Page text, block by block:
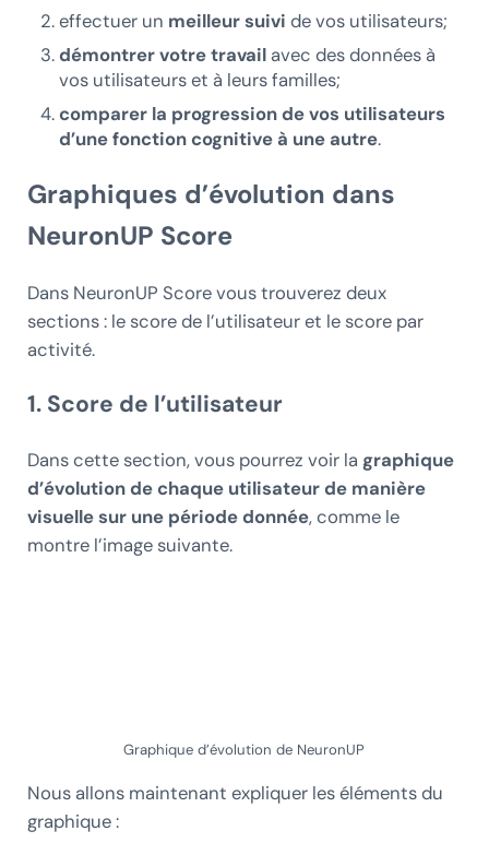
effectuer un meilleur suivide vos utilisateurs;
démontrer votre travail avec des données à
vos utilisateurs et à leurs familles;
comparer la progression de vos utilisateurs
d’une fonction cognitive à une autre.
Graphiques d’évolution dans
NeuronUP Score
Dans NeuronUP Score vous trouverez deux
sections : le score de l’utilisateur et le score par
activité.
1. Score de l’utilisateur
Dans cette section, vous pourrez voir la graphique
d’évolution de chaque utilisateur de manière
visuelle sur une période donnée, comme le
montre l’image suivante.
Graphique d’évolution de NeuronUP
Nous allons maintenant expliquer les éléments du
graphique :